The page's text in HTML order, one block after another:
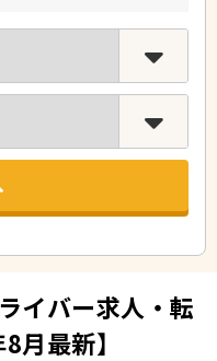
イバー求人・転
月最新】